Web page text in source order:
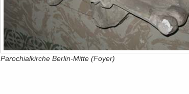
Parochialkirche Berlin-Mitte (Foyer)